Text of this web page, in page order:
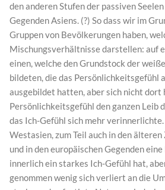
den anderen Stufen der passiven
Gegenden Asiens. (?) So dass wir im
Gruppen von Bevölkerungen haben,
Mischungsverhältnisse darstellen: auf
einen, welche den Grundstock der
bildeten, die das Persönlichkeitsgefühl
ausgebildet hatten, aber sich nicht dort
Persönlichkeitsgefühl den ganzen Leib
das Ich-Gefühl sich mehr
Westasien, zum Teil auch in den
und in den europäischen Gegenden
innerlich ein starkes Ich-Gefühl hat,
genommen wenig sich verliert an die